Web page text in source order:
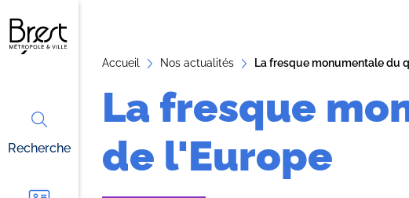
e
c
o
Recherche
Accueil Nos actualités La fresque monumentale du
La fresque
de l'Europe